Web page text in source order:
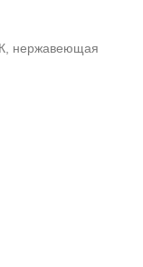
нержавеющая